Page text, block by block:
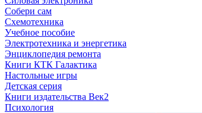
Собери сам
Схемотехника
Учебное пособие
Электротехника и энергетика
Энциклопедия ремонта
Книги КТК Галактика
Настольные игры
Детская серия
Книги издательства Век2
Психология